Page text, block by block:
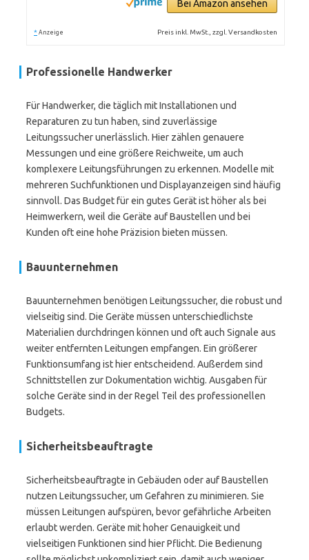
Bei Amazon ansehen
* Anzeige Preis inkl. MwSt., zzgl. Versandkosten
Professionelle Handwerker
Für Handwerker, die täglich mit Installationen und
Reparaturen zu tun haben, sind zuverlässige
Leitungssucher unerlässlich. Hier zählen genauere
Messungen und eine größere Reichweite, um auch
komplexere Leitungsführungen zu erkennen. Modelle mit
mehreren Suchfunktionen und Displayanzeigen sind häufig
sinnvoll. Das Budget für ein gutes Gerät ist höher als bei
Heimwerkern, weil die Geräte auf Baustellen und bei
Kunden oft eine hohe Präzision bieten müssen.
Bauunternehmen
Bauunternehmen benötigen Leitungssucher, die robust und
vielseitig sind. Die Geräte müssen unterschiedlichste
Materialien durchdringen können und oft auch Signale aus
weiter entfernten Leitungen empfangen. Ein größerer
Funktionsumfang ist hier entscheidend. Außerdem sind
Schnittstellen zur Dokumentation wichtig. Ausgaben für
solche Geräte sind in der Regel Teil des professionellen
Budgets.
Sicherheitsbeauftragte
Sicherheitsbeauftragte in Gebäuden oder auf Baustellen
nutzen Leitungssucher, um Gefahren zu minimieren. Sie
müssen Leitungen aufspüren, bevor gefährliche Arbeiten
erlaubt werden. Geräte mit hoher Genauigkeit und
vielseitigen Funktionen sind hier Pflicht. Die Bedienung